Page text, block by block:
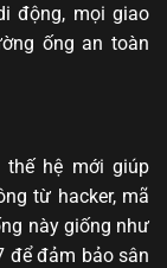
động, mọi giao
ống an toàn
thế hệ mới giúp
từ hacker, mã
này giống như
để đảm bảo sân